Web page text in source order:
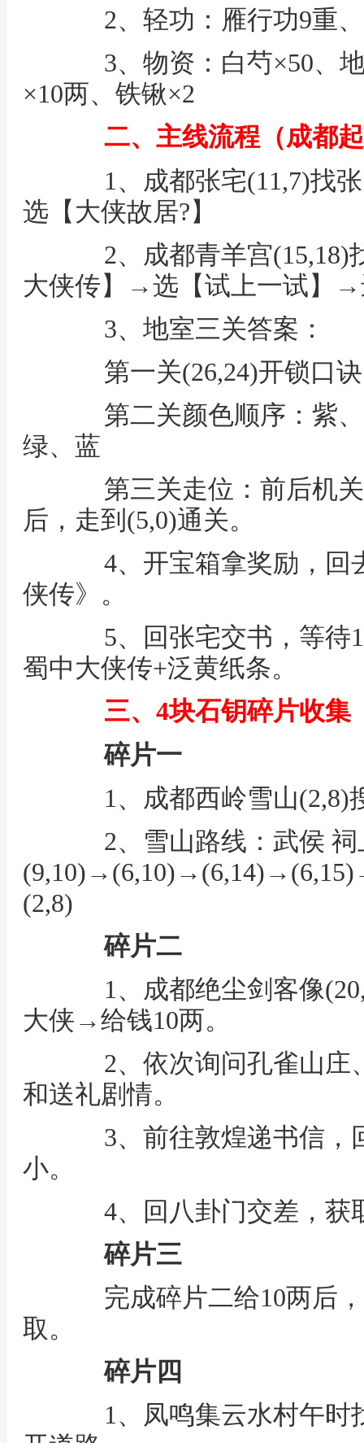
2、轻功：雁行功9重、
3、物资：白芍×50、地
×10两、铁锹×2
二、主线流程（成都
1、成都张宅(11,7)找
选【大侠故居?】
2、成都青羊宫(15,18)
大侠传】→选【试上一试】→
3、地室三关答案：
第一关(26,24)开锁口诀
第二关颜色顺序：紫、
绿、蓝
第三关走位：前后机关
后，走到(5,0)通关。
4、开宝箱拿奖励，回
侠传》。
5、回张宅交书，等待1
蜀中大侠传+泛黄纸条。
三、4块石钥碎片收集
碎片一
1、成都西岭雪山(2,8)
2、雪山路线：武侯 祠
(2,8)
碎片二
1、成都绝尘剑客像
大侠→给钱10两。
2、依次询问孔雀山庄
和送礼剧情。
3、前往敦煌递书信，
小。
4、回八卦门交差，获
碎片三
完成碎片二给10两后，
取。
碎片四
1、凤鸣集云水村午时